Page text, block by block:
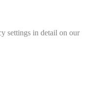
settings in detail on our